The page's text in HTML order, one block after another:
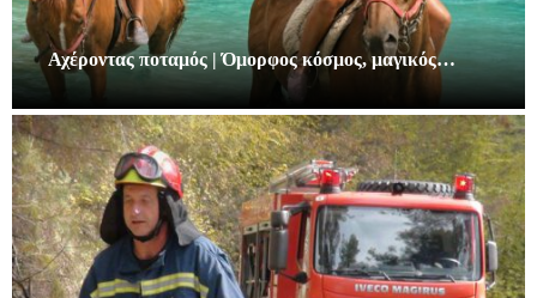
Αχέροντας ποταμός | Όμορφος κόσμος, μαγικός…